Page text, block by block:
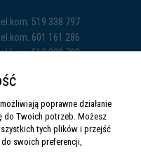
519 338 797
601 161 286
519 338 793
poprawne działanie
do Twoich potrzeb. Możesz
tych plików i przejść
swoich preferencji,